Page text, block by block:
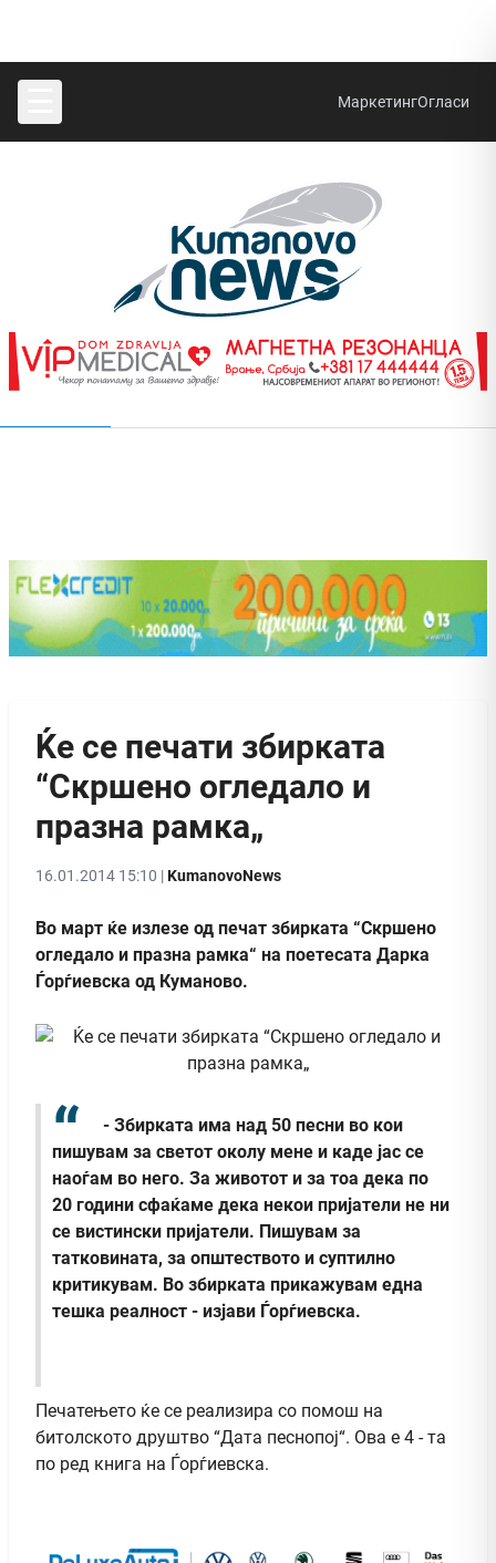
МаркетингОгласи
Ќе се печати збирката
“Скршено огледало и
празна рамка„
16.01.2014 15:10 |KumanovoNews
Во март ќе излезе од печат збирката “Скршено
огледало и празна рамка“ на поетесата Дарка
Ѓорѓиевска од Куманово.
- Збирката има над 50 песни во кои
пишувам за светот околу мене и каде јас се
наоѓам во него. За животот и за тоа дека по
20 години сфаќаме дека некои пријатели не ни
се вистински пријатели. Пишувам за
татковината, за општеството и суптилно
критикувам. Во збирката прикажувам една
тешка реалност - изјави Ѓорѓиевска.
Печатењето ќе се реализира со помош на
битолското друштво “Дата песнопој“. Ова е 4 - та
по ред книга на Ѓорѓиевска.